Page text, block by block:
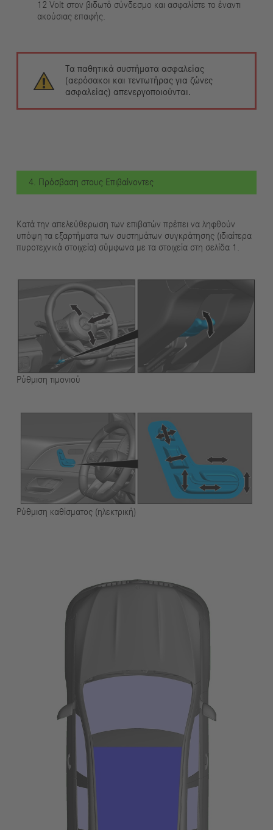
12 Volt στον βιδωτό σύνδεσμο και ασφαλίστε το έναντι
ακούσιας επαφής.
Τα παθητικά συστήματα ασφαλείας
(αερόσακοι και τεντωτήρας για ζώνες
ασφαλείας) απενεργοποιούνται.
4. Πρόσβαση στους Επιβαίνοντες
Κατά την απελεύθερωση των επιβατών πρέπει να ληφθούν
υπόψη τα εξαρτήματα των συστημάτων συγκράτησης (ιδιαίτερα
πυροτεχνικά στοιχεία) σύμφωνα με τα στοιχεία στη σελίδα 1.
Ρύθμιση τιμονιού
Ρύθμιση καθίσματος (ηλεκτρική)